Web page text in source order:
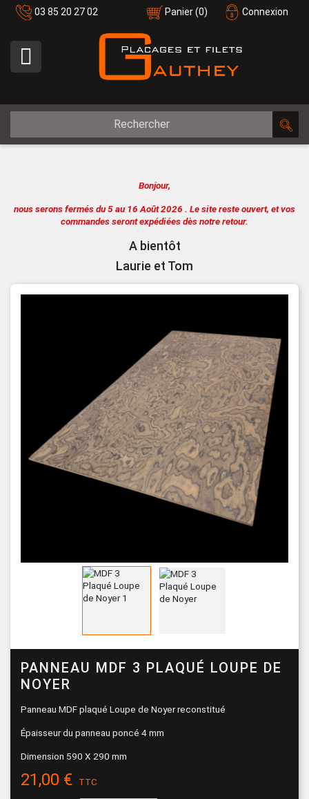
03 85 20 27 02 Connexion
Panier(0)

Bonjour,
nous serons fermés du 5 au 16 Août 2026 . Le site reste ouvert, et vos
commandes seront expédiées dès notre retour.
A bientôt
Laurie et Tom
PANNEAU MDF 3 PLAQUÉ LOUPE DE
NOYER
Panneau MDF plaqué Loupe de Noyer reconstitué
Épaisseur du panneau poncé 4 mm
Dimension 590 X 290 mm
21,00 € TTC